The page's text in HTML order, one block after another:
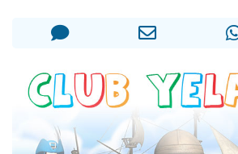
Il reste 49 places pour
Nathaniel vient de donner